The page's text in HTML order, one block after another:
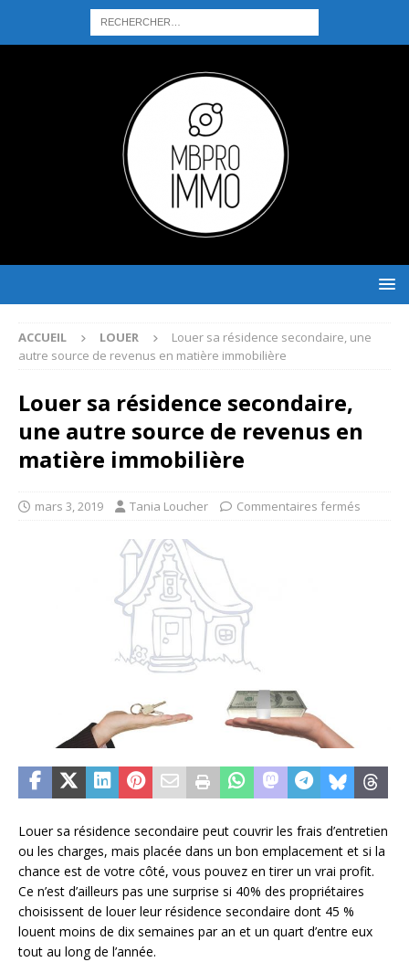
ACCUEIL LOUER
Louer sa résidence secondaire, une
autre source de revenus en matière immobilière
Louer sa résidence secondaire,
une autre source de revenus en
matière immobilière
mars 3, 2019 Tania Loucher Commentaires fermés
Louer sa résidence secondaire peut couvrir les frais d’entretien
ou les charges, mais placée dans un bon emplacement et si la
chance est de votre côté, vous pouvez en tirer un vrai profit.
Ce n’est d’ailleurs pas une surprise si 40% des propriétaires
choisissent de louer leur résidence secondaire dont 45 %
louent moins de dix semaines par an et un quart d’entre eux
tout au long de l’année.